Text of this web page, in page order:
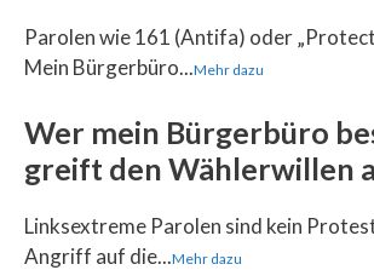
Parolen wie 161 (Antifa) oder
Mein Bürgerbüro...Mehr dazu
Wer mein Bürgerbüro
greift den Wählerwillen
Linksextreme Parolen sind kein
Angriff auf die...Mehr dazu